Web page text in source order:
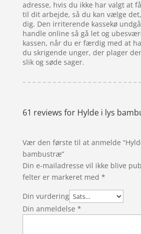
adresse, hvis du ikke har valgt at
til dit arbejde, så du kan vælge
dig. Den irriterende kassekø
handle online så gå let og
kassen, når du er færdig med at
du skrigende unger, der plager
slik og søde sager.
61 reviews for Hylde i lys
Vær den første til at anmelde
bambustræ”
Din e-mailadresse vil ikke blive
felter er markeret med *
Din vurdering
Din anmeldelse *